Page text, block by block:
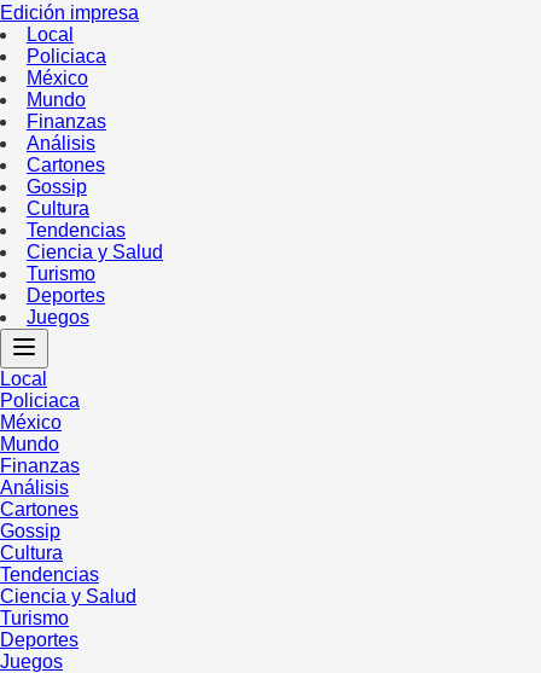
Edición impresa
Local
Policiaca
México
Mundo
Finanzas
Análisis
Cartones
Gossip
Cultura
Tendencias
Ciencia y Salud
Turismo
Deportes
Juegos
Local
Policiaca
México
Mundo
Finanzas
Análisis
Cartones
Gossip
Cultura
Tendencias
Ciencia y Salud
Turismo
Deportes
Juegos